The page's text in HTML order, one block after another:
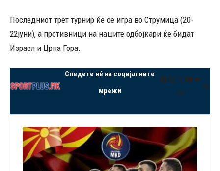
Последниот трет турнир ќе се игра во Струмица (20-
22јуни), а противници на нашите одбојкари ќе бидат
Израел и Црна Гора.
Следете нé на социјалните
мрежи
Facebook
Instagram
X YouTube
VK
Mail